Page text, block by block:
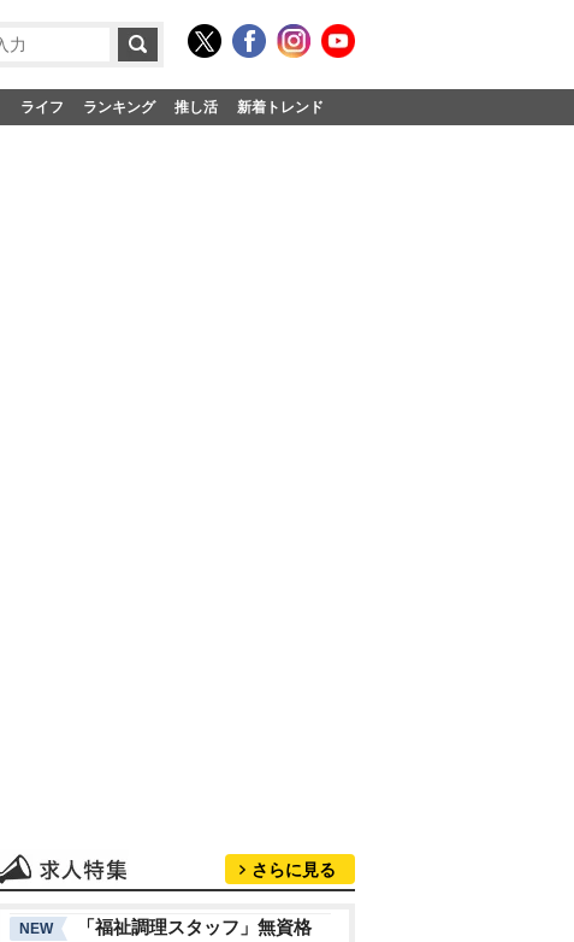
ライフ ランキング 推し活 新着トレンド
さらに見る
NEW
「福祉調理スタッフ」無資格